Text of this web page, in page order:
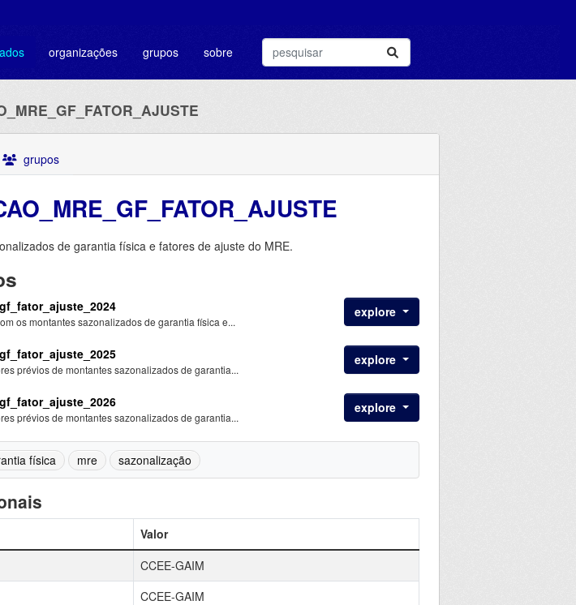
organizações grupos sobre
grupos
de garantia física e fatores de ajuste do MRE.
os montantes sazonalizados de garantia física e...
explore
prévios de montantes sazonalizados de garantia...
explore
prévios de montantes sazonalizados de garantia...
explore
física mre sazonalização
Valor
CCEE-GAIM
CCEE-GAIM